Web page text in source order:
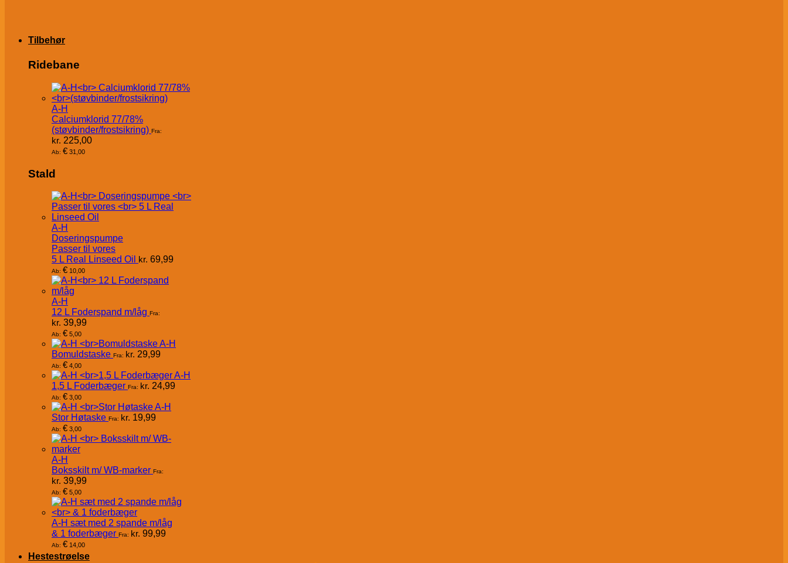
Tilbehør
Ridebane
A-H
Calciumklorid 77/78%
(støvbinder/frostsikring) Fra:
kr. 225,00
Ab: € 31,00
Stald
A-H
Doseringspumpe
Passer til vores
5 L Real Linseed Oil kr. 69,99
Ab: € 10,00
A-H
12 L Foderspand m/låg Fra:
kr. 39,99
Ab: € 5,00
A-H
Bomuldstaske Fra: kr. 29,99
Ab: € 4,00
A-H
1,5 L Foderbæger Fra: kr. 24,99
Ab: € 3,00
A-H
Stor Høtaske Fra: kr. 19,99
Ab: € 3,00
A-H
Boksskilt m/ WB-marker Fra:
kr. 39,99
Ab: € 5,00
A-H sæt med 2 spande m/låg
& 1 foderbæger Fra: kr. 99,99
Ab: € 14,00
Hestestrøelse